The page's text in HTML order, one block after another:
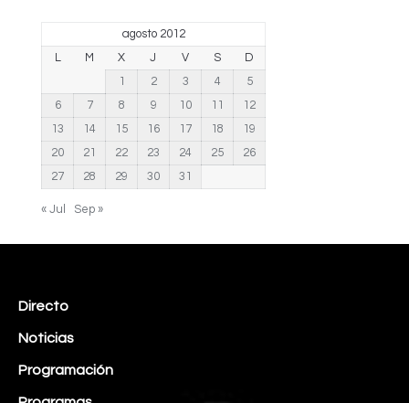
agosto 2012
L
M X J V S
D
1
2 3 4
5
6
7 8 9 10 11
12
13
14 15 16 17 18
19
20
21 22 23 24 25
26
27
28 29 30 31
« Jul Sep »
Directo
Noticias
Programación